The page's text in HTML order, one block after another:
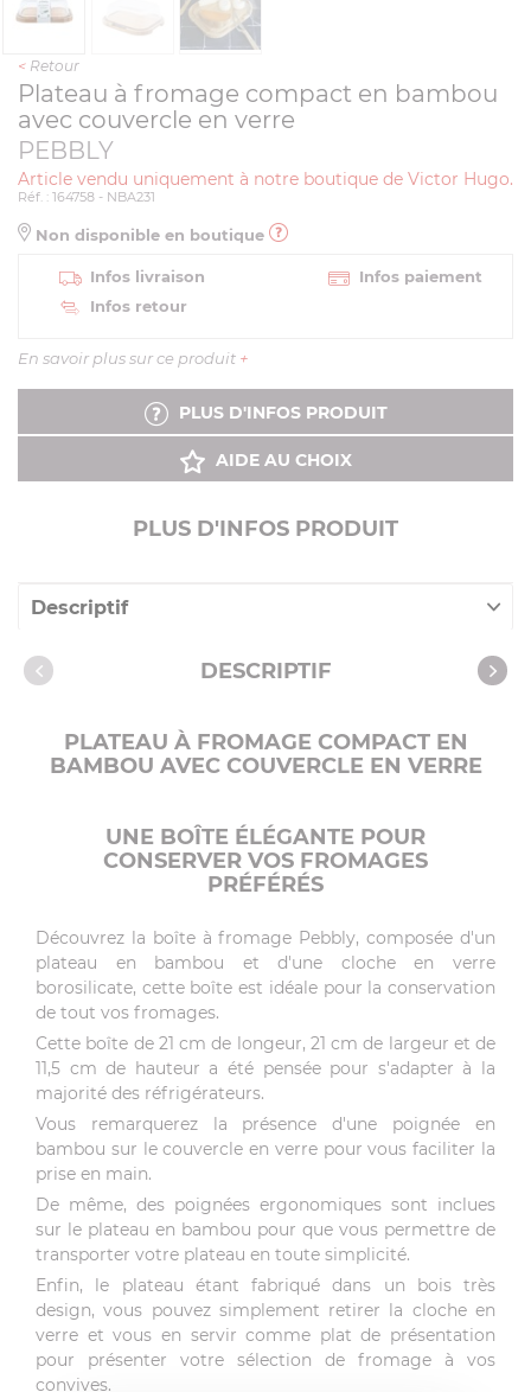
< Retour
Plateau à fromage compact en bambou
avec couvercle en verre
PEBBLY
Article vendu uniquement à notre boutique de Victor Hugo.
Réf. : 164758 - NBA231
Non disponible en boutique
Infos livraison
Infos paiement
Infos retour
En savoir plus sur ce produit +
PLUS D'INFOS PRODUIT
AIDE AU CHOIX
PLUS D'INFOS PRODUIT
Descriptif
Caractéristiques DESCRIPTIF
PLATEAU À FROMAGE COMPACT EN
BAMBOU AVEC COUVERCLE EN VERRE
UNE BOÎTE ÉLÉGANTE POUR
CONSERVER VOS FROMAGES
PRÉFÉRÉS
Découvrez la boîte à fromage Pebbly, composée d'un
plateau en bambou et d'une cloche en verre
borosilicate, cette boîte est idéale pour la conservation
de tout vos fromages.
Cette boîte de 21 cm de longeur, 21 cm de largeur et de
11,5 cm de hauteur a été pensée pour s'adapter à la
majorité des réfrigérateurs.
Vous remarquerez la présence d'une poignée en
bambou sur le couvercle en verre pour vous faciliter la
prise en main.
De même, des poignées ergonomiques sont inclues
sur le plateau en bambou pour que vous permettre de
transporter votre plateau en toute simplicité.
Enfin, le plateau étant fabriqué dans un bois très
design, vous pouvez simplement retirer la cloche en
verre et vous en servir comme plat de présentation
pour présenter votre sélection de fromage à vos
convives.